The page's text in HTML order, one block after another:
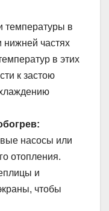
температуры в
нижней частях
в этих
к застою
насосы или
отопления.
и
чтобы